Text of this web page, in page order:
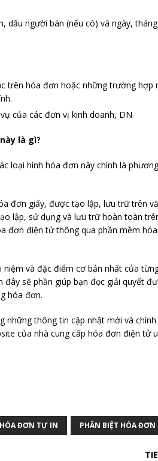
dấu người bán (nếu có) và ngày,
trên hóa đơn hoặc những trường hợp
của các đơn vị kinh doanh, DN
là gì?
loại hình hóa đơn này chính là
đơn giấy, được tạo lập, lưu trữ trên
lập, sử dụng và lưu trữ hoàn toàn
đơn điện tử thông qua phần mềm
và đặc điểm cơ bản nhất của
sẽ phần giúp bạn đọc giải quyết
hóa đơn.
những thông tin cập nhật mới và
của nhà cung cấp hóa đơn điện tử
HÓA ĐƠN TỰ IN PHÂN BIỆT HÓA ĐƠN